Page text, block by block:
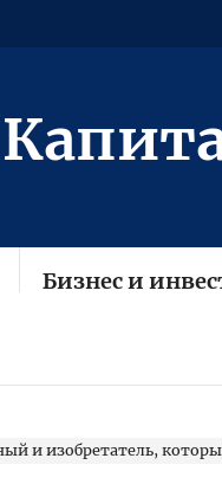
Бизнес и
и изобретатель,